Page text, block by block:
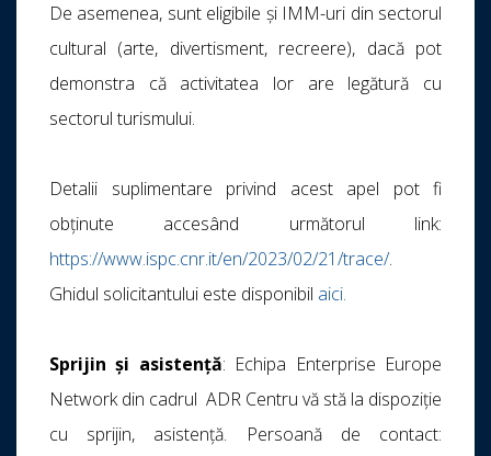
De asemenea, sunt eligibile și IMM-uri din sectorul
cultural (arte, divertisment, recreere), dacă pot
demonstra că activitatea lor are legătură cu
sectorul turismului.
Detalii suplimentare privind acest apel pot fi
obținute accesând următorul link:
https://www.ispc.cnr.it/en/2023/02/21/trace/.
Ghidul solicitantului este disponibil aici.
Sprijin și asistență: Echipa Enterprise Europe
Network din cadrul ADR Centru vă stă la dispoziție
cu sprijin, asistență. Persoană de contact: